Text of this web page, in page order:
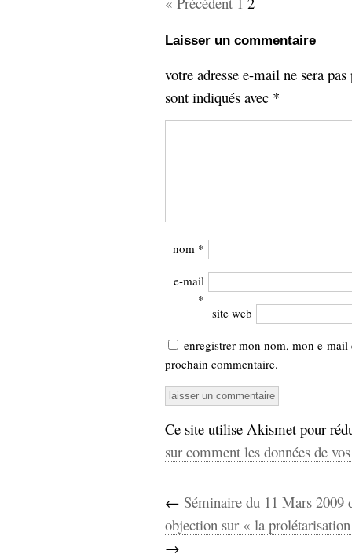
Laisser un commentaire
votre adresse e-mail ne sera
sont indiqués avec *
nom *
e-mail
*
site web
enregistrer mon nom, mon e-
prochain commentaire.
Ce site utilise Akismet pour
sur comment les données de
← Séminaire du 11 Mars 2009
objection sur « la
→